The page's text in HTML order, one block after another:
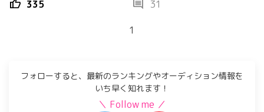
thumb_up 335 comment
31
1
フォローすると、最新のランキングやオーディション情報を
いち早く知れます！
＼ Follow me ／